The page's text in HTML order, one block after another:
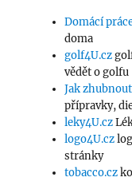
Domácí
doma
golf4U.cz
vědět o golfu
Jak
přípravky,
leky4U.cz
logo4U.cz
stránky
tobacco.cz